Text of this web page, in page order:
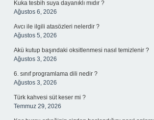
Kuka tesbih suya dayanıklı mıdır ?
Ağustos 6, 2026
Avcı ile ilgili atasözleri nelerdir ?
Ağustos 5, 2026
Akü kutup başındaki oksitlenmesi nasıl temizlenir ?
Ağustos 3, 2026
6. sınıf programlama dili nedir ?
Ağustos 3, 2026
Türk kahvesi süt keser mi ?
Temmuz 29, 2026